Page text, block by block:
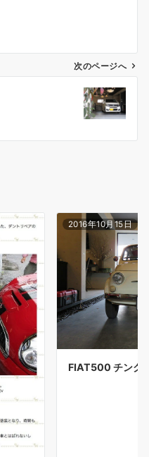
次のページへ
2016年10月15日
FIAT500 チンク